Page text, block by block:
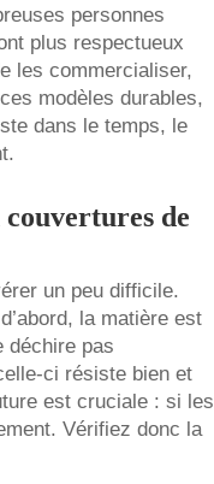
personnes
plus respectueux
les commercialiser,
modèles durables,
dans le temps, le
de
un peu difficile.
la matière est
déchire pas
ci résiste bien et
est cruciale : si les
Vérifiez donc la